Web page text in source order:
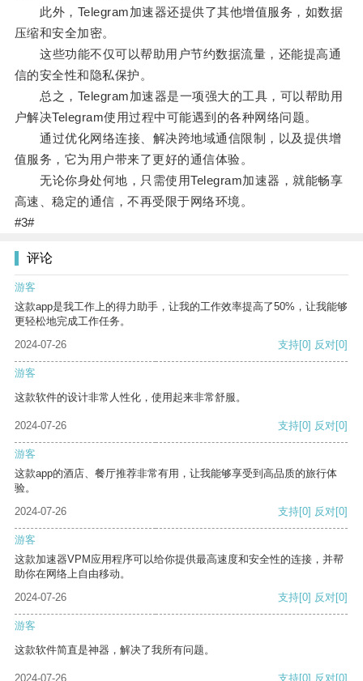
此外，Telegram加速器还提供了其他增值服务，如数据
压缩和安全加密。
这些功能不仅可以帮助用户节约数据流量，还能提高通
信的安全性和隐私保护。
总之，Telegram加速器是一项强大的工具，可以帮助用
户解决Telegram使用过程中可能遇到的各种网络问题。
通过优化网络连接、解决跨地域通信限制，以及提供增
值服务，它为用户带来了更好的通信体验。
无论你身处何地，只需使用Telegram加速器，就能畅享
高速、稳定的通信，不再受限于网络环境。
#3#
评论
游客
这款app是我工作上的得力助手，让我的工作效率提高了50%，让我能够
更轻松地完成工作任务。
2024-07-26
支持[0] 反对[0]
游客
这款软件的设计非常人性化，使用起来非常舒服。
2024-07-26 支持[0] 反对[0]
游客
这款app的酒店、餐厅推荐非常有用，让我能够享受到高品质的旅行体
验。
2024-07-26
支持[0] 反对[0]
游客
这款加速器VPM应用程序可以给你提供最高速度和安全性的连接，并帮
助你在网络上自由移动。
2024-07-26
支持[0] 反对[0]
游客
这款软件简直是神器，解决了我所有问题。
2024-07-26 支持[0] 反对[0]